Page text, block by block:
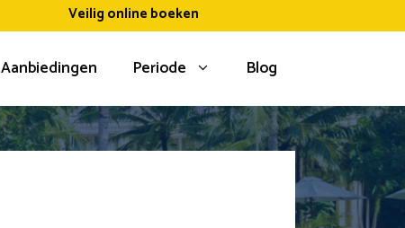
Veilig online boeken
Aanbiedingen Periode Blog